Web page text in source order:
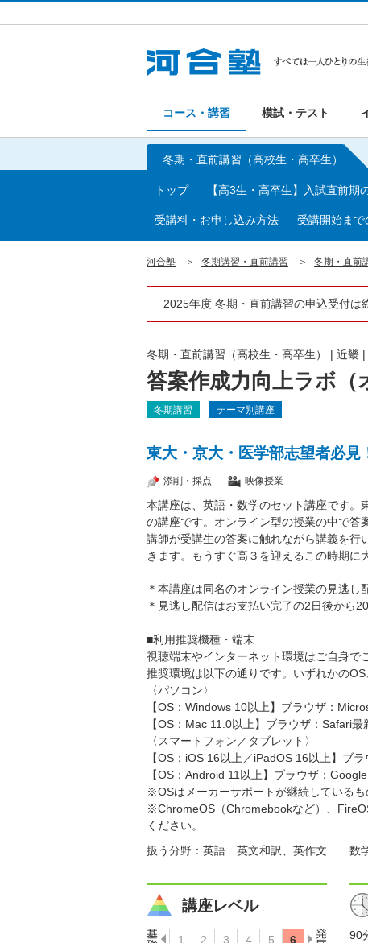
コース・講習 模試・テスト
冬期・直前講習（高校生・高卒生）
トップ 【高3生・高卒生】入試直前期
受講料・お申し込み方法 受講開始まで
河合塾 冬期講習・直前講習 冬期・直前
2025年度 冬期・直前講習の申込受付は
答案作成力向上ラボ（
冬期・直前講習（高校生・高卒生） | 近畿 |
冬期講習 テーマ別講座
東大・京大・医学部志望者必見
添削・採点 映像授業
本講座は、英語・数学のセット講座です。
の講座です。オンライン型の授業の中で答
講師が受講生の答案に触れながら講義を行
きます。もうすぐ高３を迎えるこの時期に
＊本講座は同名のオンライン授業の見逃し
＊見逃し配信はお支払い完了の2日後から
■利用推奨機種・端末
視聴端末やインターネット環境はご自身で
推奨環境は以下の通りです。いずれかの
〈パソコン〉
【OS：Windows 10以上】ブラウザ：
【OS：Mac 11.0以上】ブラウザ：Safari
〈スマートフォン／タブレット〉
【OS：iOS 16以上／iPadOS 16以上】ブ
【OS：Android 11以上】ブラウザ：
※OSはメーカーサポートが継続しているも
※ChromeOS（Chromebookなど）、
ください。
扱う分野：英語 英文和訳、英作文 数
講座レベル
90